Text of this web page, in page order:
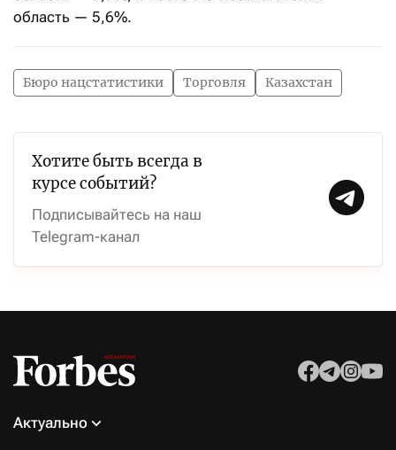
область — 5,6%.
Бюро нацстатистики Торговля Казахстан
Хотите быть всегда в
курсе событий?
Подписывайтесь на наш
Telegram-канал
Актуально